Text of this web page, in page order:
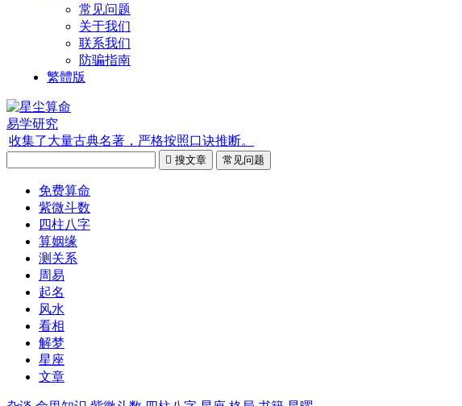
常见问题
关于我们
联系我们
防骗指南
繁體版
易学研究
收集了大量古典名著，严格按照口诀推断。
 搜文章 常见问题
免费算命
紫微斗数
四柱八字
算姻缘
测关系
周易
起名
风水
看相
解梦
星座
文章